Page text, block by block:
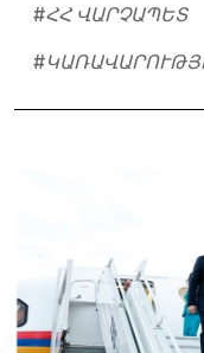
#ՀՀ ՎԱՐՉԱՊԵՏ
#